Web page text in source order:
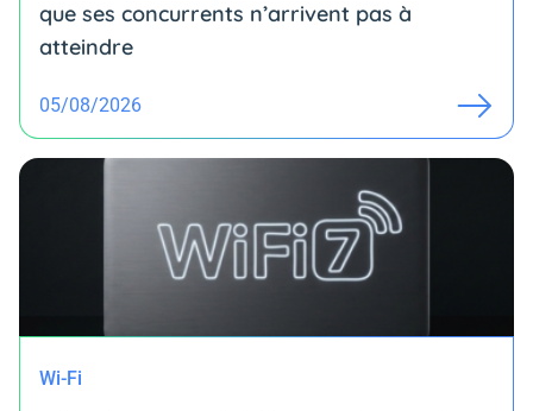
que ses concurrents n’arrivent pas à
atteindre
05/08/2026
Wi-Fi